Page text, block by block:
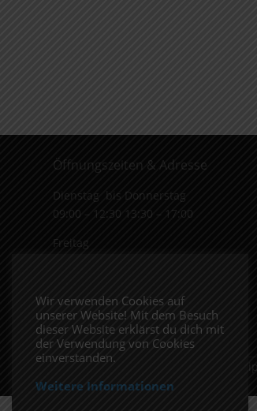
Öffnungszeiten & Adresse
Dienstag bis Donnerstag
09:00 – 12:30 13:30 – 17:00
Freitag
3170 Hainfeld
In Google Maps öffnen.
Copyright 2026 ENDUROSHOP.at
Wir verwenden Cookies auf
unserer Website! Mit dem Besuch
dieser Website erklärst du dich mit
der Verwendung von Cookies
einverstanden.
Weitere Informationen